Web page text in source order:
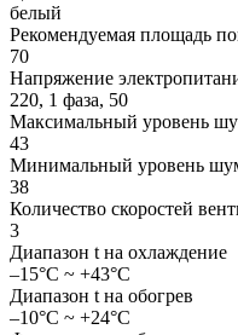
белый
Рекомендуемая площадь
70
Напряжение
220, 1 фаза, 50
Максимальный уровень
43
Минимальный уровень
38
Количество скоростей
3
Диапазон t на охлаждение
–15°C ~ +43°C
Диапазон t на обогрев
–10°C ~ +24°C